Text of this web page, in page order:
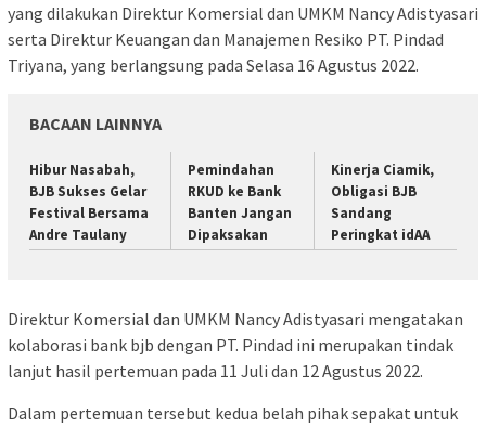
yang dilakukan Direktur Komersial dan UMKM Nancy Adistyasari
serta Direktur Keuangan dan Manajemen Resiko PT. Pindad
Triyana, yang berlangsung pada Selasa 16 Agustus 2022.
BACAAN LAINNYA
Hibur Nasabah,
BJB Sukses Gelar
Festival Bersama
Andre Taulany
Pemindahan
RKUD ke Bank
Banten Jangan
Dipaksakan
Kinerja Ciamik,
Obligasi BJB
Sandang
Peringkat idAA
Direktur Komersial dan UMKM Nancy Adistyasari mengatakan
kolaborasi bank bjb dengan PT. Pindad ini merupakan tindak
lanjut hasil pertemuan pada 11 Juli dan 12 Agustus 2022.
Dalam pertemuan tersebut kedua belah pihak sepakat untuk